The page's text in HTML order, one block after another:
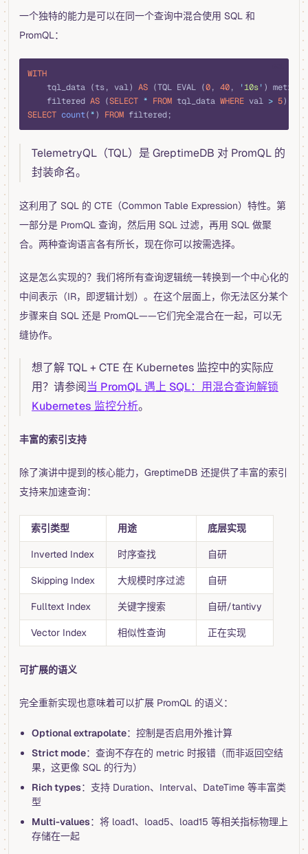
一个独特的能力是可以在同一个查询中混合使用 SQL 和
PromQL：
WITH
    tql_data (ts, val)
AS (TQL EVAL (0, 40, '10s' )
    filtered
AS (SELECT * FROM tql_data WHERE val > 5)
SELECT count(*) FROM filtered;
TelemetryQL（TQL）是 GreptimeDB 对 PromQL 的
封装命名。
这利用了 SQL 的 CTE（Common Table Expression）特性。第
一部分是 PromQL 查询，然后用 SQL 过滤，再用 SQL 做聚
合。两种查询语言各有所长，现在你可以按需选择。
这是怎么实现的？我们将所有查询逻辑统一转换到一个中心化的
中间表示（IR，即逻辑计划）。在这个层面上，你无法区分某个
步骤来自 SQL 还是 PromQL——它们完全混合在一起，可以无
缝协作。
想了解 TQL + CTE 在 Kubernetes 监控中的实际应
用？请参阅当 PromQL 遇上 SQL：用混合查询解锁
Kubernetes 监控分析。
丰富的索引支持
除了演讲中提到的核心能力，GreptimeDB 还提供了丰富的索引
支持来加速查询：
索引类型 用途 底层实现
Inverted Index 时序查找 自研
Skipping Index 大规模时序过滤 自研
Fulltext Index 关键字搜索 自研/tantivy
Vector Index 相似性查询 正在实现
可扩展的语义
完全重新实现也意味着可以扩展 PromQL 的语义：
Optional extrapolate：控制是否启用外推计算
Strict mode：查询不存在的 metric 时报错（而非返回空结
果，这更像 SQL 的行为）
Rich types：支持 Duration、Interval、DateTime 等丰富类
型
Multi-values：将 load1、load5、load15 等相关指标物理上
存储在一起